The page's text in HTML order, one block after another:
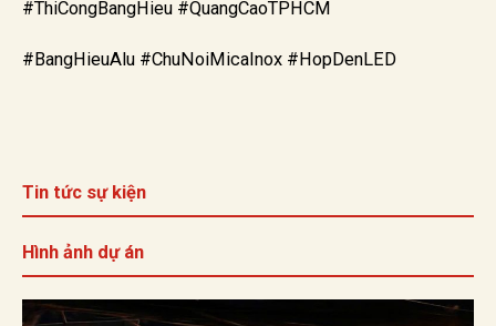
#ThiCongBangHieu #QuangCaoTPHCM
#BangHieuAlu #ChuNoiMicaInox #HopDenLED
Tin tức sự kiện
Hình ảnh dự án